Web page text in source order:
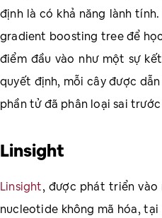
định là có khả năng lành
gradient boosting tree để
điểm đầu vào như một sự
quyết định, mỗi cây được
phần tử đã phân loại sai
Linsight
Linsight, được phát triển vào
nucleotide không mã hóa,